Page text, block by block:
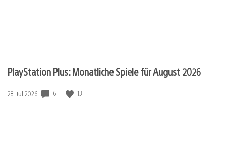
PlayStation Plus: Monatliche Spiele für August 2026
Veröffentlichungsdatum:
28. Jul 2026 6 13